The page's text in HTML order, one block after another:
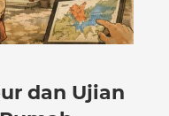
dan Ujian